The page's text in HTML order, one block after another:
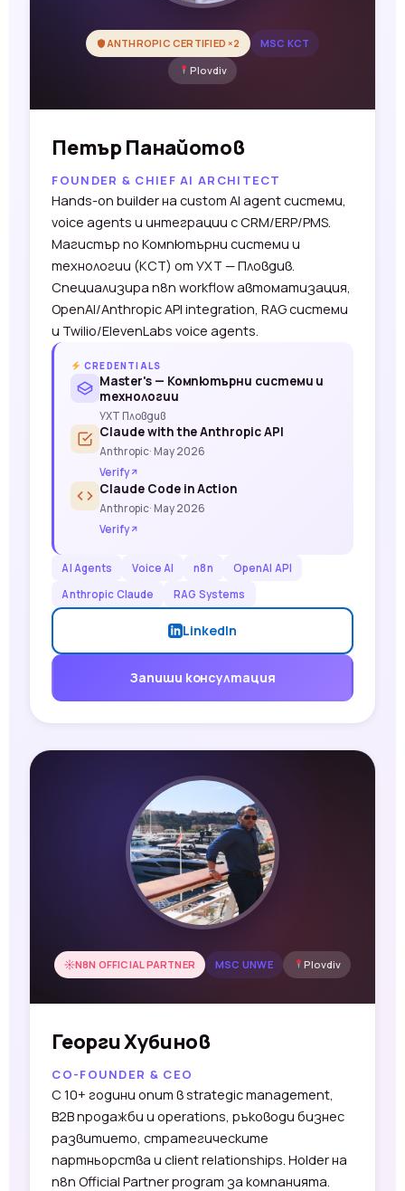
ANTHROPIC CERTIFIED ×2
MSC КСТ
Plovdiv
Петър Панайотов
FOUNDER & CHIEF AI ARCHITECT
Hands-on builder на custom AI agent системи,
voice agents и интеграции с CRM/ERP/PMS.
Магистър по Компютърни системи и
технологии (КСТ) от УХТ — Пловдив.
Специализира n8n workflow автоматизация,
OpenAI/Anthropic API integration, RAG системи
и Twilio/ElevenLabs voice agents.
CREDENTIALS
Master's — Компютърни системи и
технологии
УХТ Пловдив
Claude with the Anthropic API
Anthropic· May 2026
Verify
Claude Code in Action
Anthropic· May 2026
Verify
AI Agents Voice AI n8n
OpenAI API
Anthropic Claude
RAG Systems
LinkedIn
Запиши консултация
N8N OFFICIAL PARTNER MSC UNWE Plovdiv
Георги Хубинов
CO-FOUNDER & CEO
С 10+ години опит в strategic management,
B2B продажби и operations, ръководи бизнес
развитието, стратегическите
партньорства и client relationships. Holder на
n8n Official Partner program за компанията.